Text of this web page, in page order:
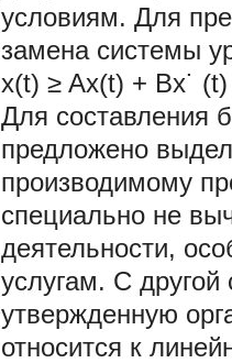
условиям. Для
замена системы
x(t) ≥ Ax(t) + Bx˙
Для составления
предложено
производимому
специально не
деятельности,
услугам. С
утвержденную
относится к